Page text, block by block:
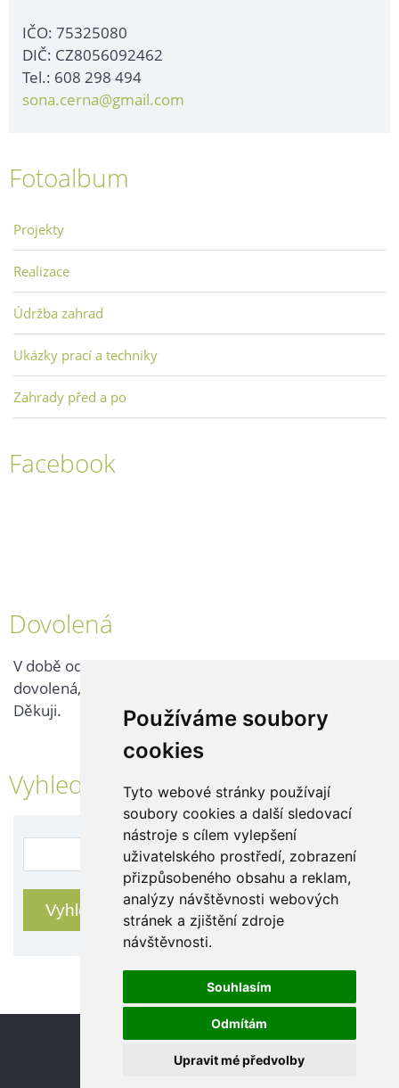
Používáme soubory
cookies
Tyto webové stránky používají
soubory cookies a další sledovací
nástroje s cílem vylepšení
uživatelského prostředí, zobrazení
přizpůsobeného obsahu a reklam,
analýzy návštěvnosti webových
stránek a zjištění zdroje
návštěvnosti.
Souhlasím
Odmítám
Upravit mé předvolby
IČO: 75325080
DIČ: CZ8056092462
Tel.: 608 298 494
sona.cerna@gmail.com
Fotoalbum
Projekty
Realizace
Údržba zahrad
Ukázky prací a techniky
Zahrady před a po
Facebook
Dovolená
V době od 25. 7. - 2. 8. 2026 probíhá v naší firmě
dovolená, kontaktujte nás až po jejím ukončení.
Děkuji.
Vyhledávání
Update cookies preferences
© 2026 eStránky.cz
|